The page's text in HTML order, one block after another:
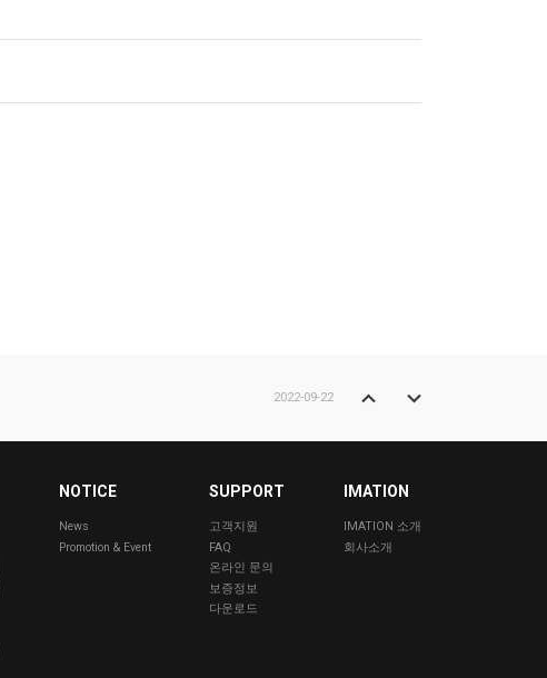
2022-09-22
2022-01-12
NOTICE
News
Promotion & Event
SUPPORT
고객지원
FAQ
온라인 문의
보증정보
다운로드
IMATION
IMATION 소개
회사소개